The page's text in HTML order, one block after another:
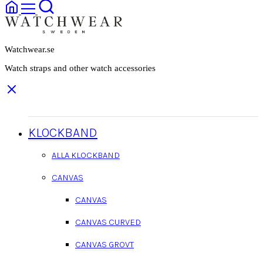
Watchwear.se
Watch straps and other watch accessories
KLOCKBAND
ALLA KLOCKBAND
CANVAS
CANVAS
CANVAS CURVED
CANVAS GROVT